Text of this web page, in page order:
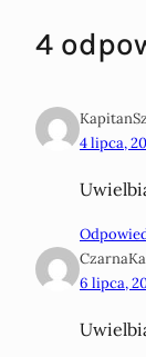
4
4 lipca,
6 lipca,